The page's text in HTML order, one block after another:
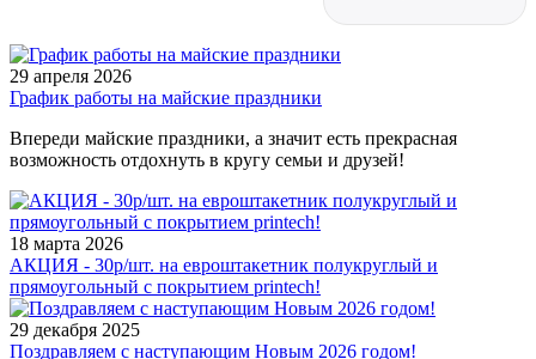
29 апреля 2026
График работы на майские праздники
Впереди майские праздники, а значит есть прекрасная
возможность отдохнуть в кругу семьи и друзей!
18 марта 2026
АКЦИЯ - 30р/шт. на евроштакетник полукруглый и
прямоугольный с покрытием printech!
29 декабря 2025
Поздравляем с наступающим Новым 2026 годом!